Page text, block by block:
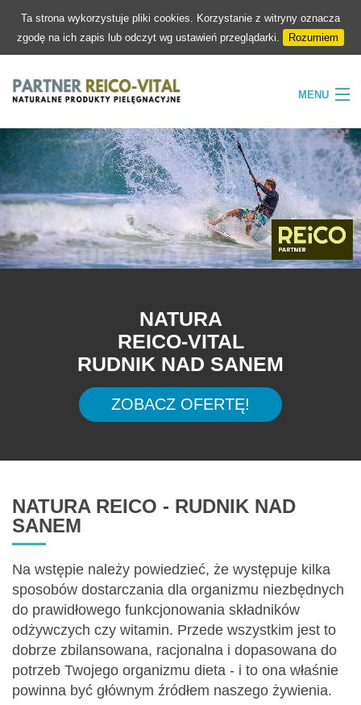
Ta strona wykorzystuje pliki cookies. Korzystanie z witryny oznacza
zgodę na ich zapis lub odczyt wg ustawień przeglądarki.
Rozumiem
MENU
HOME
FIRMA
NATURA
PIELĘGNACJA
SKLEP
NATURA
REICO-VITAL
RUDNIK NAD SANEM
ZOBACZ OFERTĘ!
NATURA REICO - RUDNIK NAD
SANEM
Na wstępie należy powiedzieć, że występuje kilka
sposobów dostarczania dla organizmu niezbędnych
do prawidłowego funkcjonowania składników
odżywczych czy witamin. Przede wszystkim jest to
dobrze zbilansowana, racjonalna i dopasowana do
potrzeb Twojego organizmu dieta - i to ona właśnie
powinna być głównym źródłem naszego żywienia.